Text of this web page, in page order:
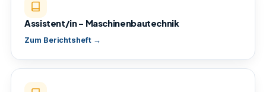
Assistent/in – Maschinenbautechnik
Zum Berichtsheft →